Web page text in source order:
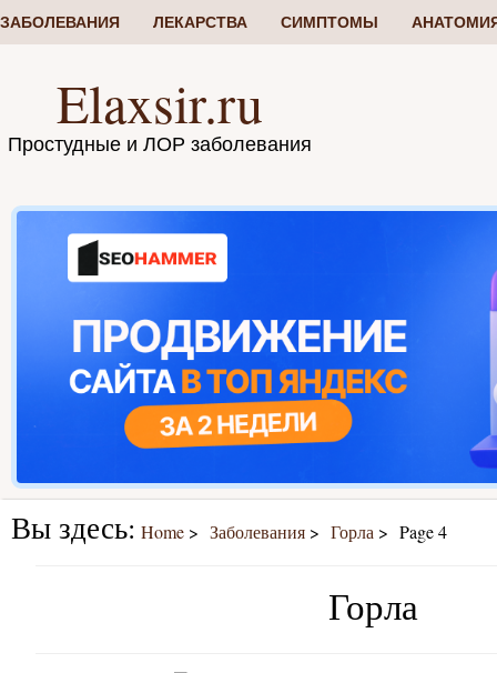
ЗАБОЛЕВАНИЯ ЛЕКАРСТВА СИМПТОМЫ
Elaxsir.ru
Простудные и ЛОР заболевания
Вы здесь: Home Заболевания Горла Page 4
Горла